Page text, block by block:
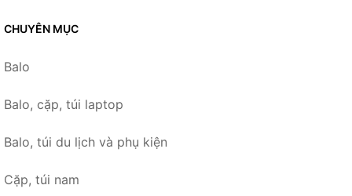
CHUYÊN MỤC
Balo
Balo, cặp, túi laptop
Balo, túi du lịch và phụ kiện
Cặp, túi nam